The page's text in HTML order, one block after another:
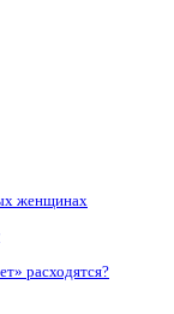
женщинах
расходятся?